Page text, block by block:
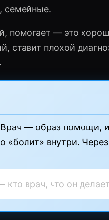
семейные.
помогает — это
ставит плохой
Врач — образ помощи,
«болит» внутри.
кто врач, что он